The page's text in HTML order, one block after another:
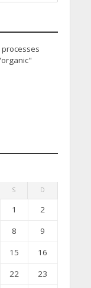
S D
1
2
8
9
15
16
22
23